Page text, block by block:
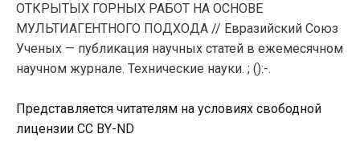
ОТКРЫТЫХ ГОРНЫХ РАБОТ НА ОСНОВЕ
МУЛЬТИАГЕНТНОГО ПОДХОДА // Евразийский Союз
Ученых — публикация научных статей в ежемесячном
научном журнале. Технические науки. ; ():-.
Представляется читателям на условиях свободной
лицензии CC BY-ND